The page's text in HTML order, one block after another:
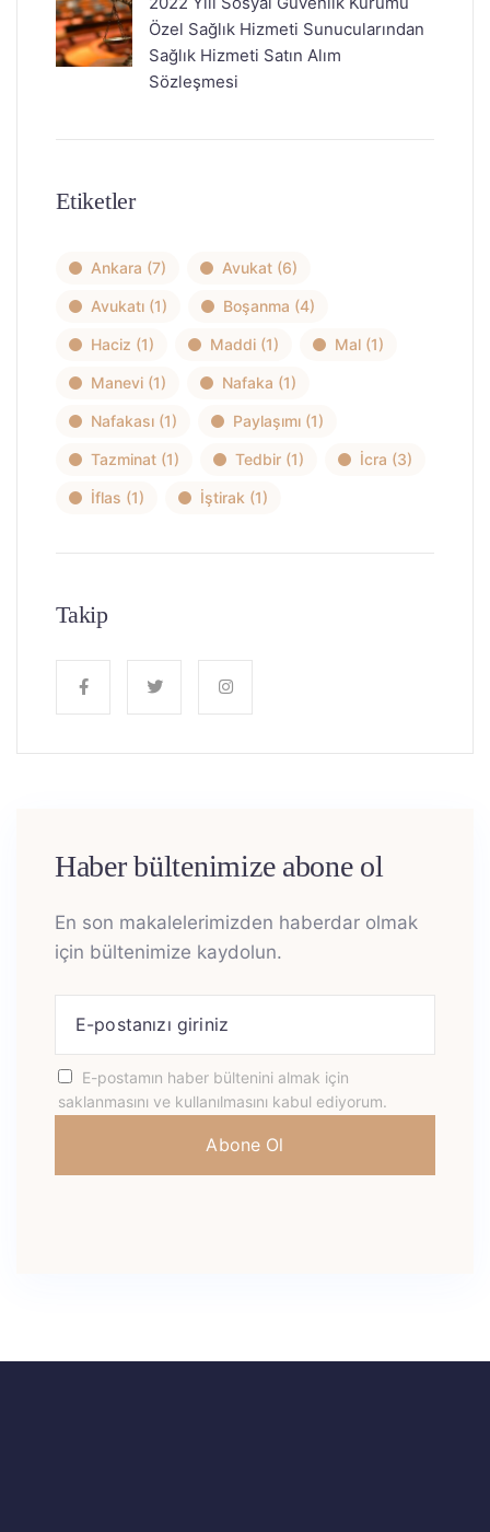
Özel Sağlık Hizmeti Sunucularından
Sağlık Hizmeti Satın Alım
Sözleşmesi
Etiketler
Ankara (7) Avukat (6)
Avukatı (1) Boşanma (4)
Haciz (1) Maddi (1) Mal (1)
Manevi (1) Nafaka (1)
Nafakası (1) Paylaşımı (1)
Tazminat (1) Tedbir (1) İcra (3)
İflas (1) İştirak (1)
Takip
Haber bültenimize abone ol
En son makalelerimizden haberdar olmak
için bültenimize kaydolun.
E-postamın haber bültenini almak için
saklanmasını ve kullanılmasını kabul ediyorum.